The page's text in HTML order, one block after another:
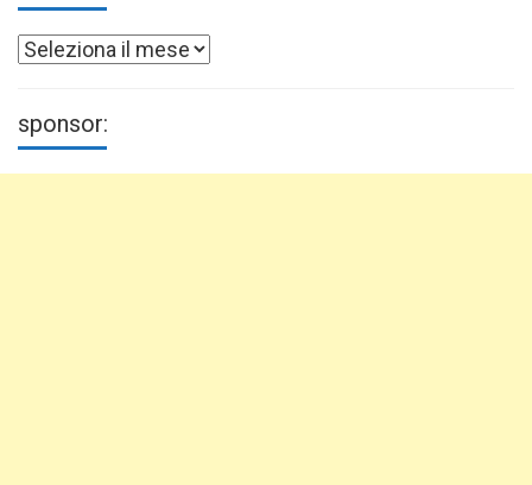
Archivi
sponsor: